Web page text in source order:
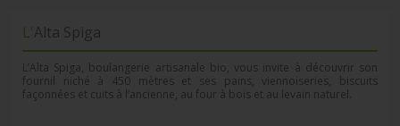
L'Alta Spiga
L’Alta Spiga, boulangerie artisanale bio, vous invite à découvrir son
fournil niché à 450 mètres et ses pains, viennoiseries, biscuits
façonnées et cuits à l’ancienne, au four à bois et au levain naturel.